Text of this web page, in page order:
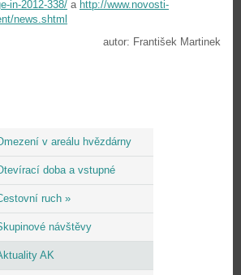
v areálu hvězdárny
doba a vstupné
ruch »
návštěvy
AK
in-2012-338/ a http://www.novosti-
news.shtml
autor: František Martinek